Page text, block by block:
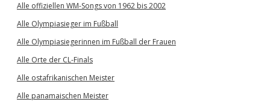
Alle offiziellen WM-Songs von 1962 bis 2002
Alle Olympiasieger im Fußball
Alle Olympiasiegerinnen im Fußball der Frauen
Alle Orte der CL-Finals
Alle ostafrikanischen Meister
Alle panamaischen Meister